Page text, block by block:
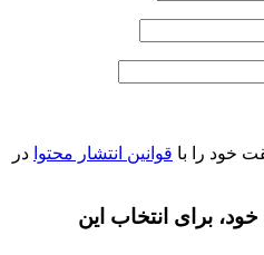
خود را با قوانین انتشار محتوا در
برای انتخاب این